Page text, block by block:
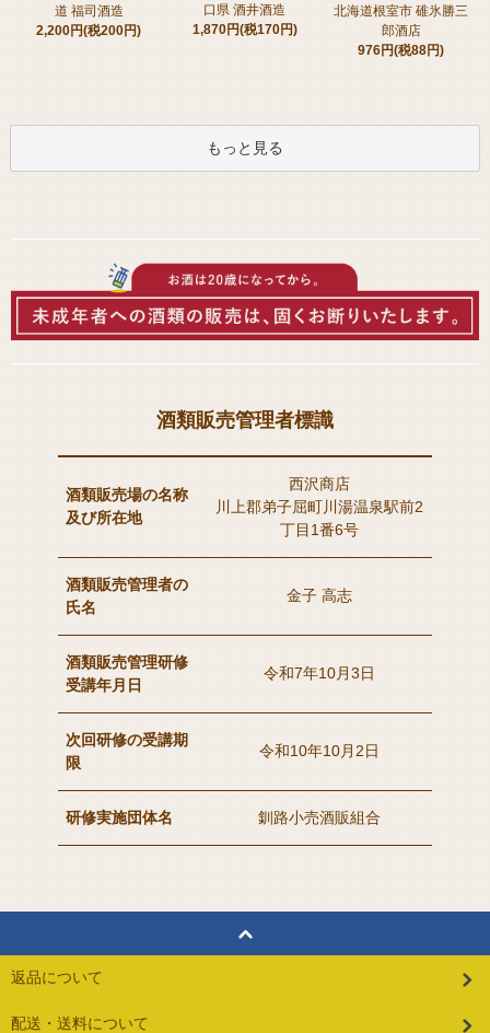
道 福司酒造
2,200円(税200円)
口県 酒井酒造
1,870円(税170円)
北海道根室市 碓氷勝三
郎酒店
976円(税88円)
もっと見る
酒類販売管理者標識
酒類販売場の名称
及び所在地
西沢商店
川上郡弟子屈町川湯温泉駅前2
丁目1番6号
酒類販売管理者の
氏名
金子 高志
酒類販売管理研修
受講年月日
令和7年10月3日
次回研修の受講期
限
令和10年10月2日
研修実施団体名 釧路小売酒販組合
返品について
配送・送料について